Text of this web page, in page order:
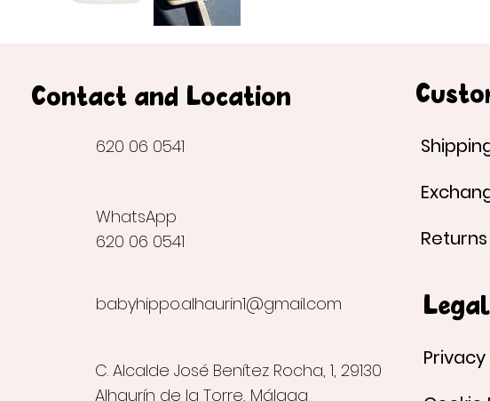
Contact and Location
620 06 0541
WhatsApp
620 06 0541
babyhippo.alhaurin1@gmail.com
C. Alcalde José Benítez Rocha, 1, 29130
Alhaurín de la Torre, Málaga
Returns
Legal